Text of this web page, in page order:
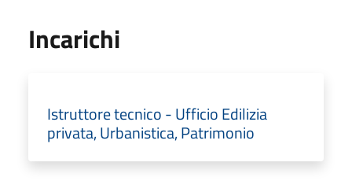
Incarichi
Istruttore tecnico - Ufficio Edilizia
privata, Urbanistica, Patrimonio